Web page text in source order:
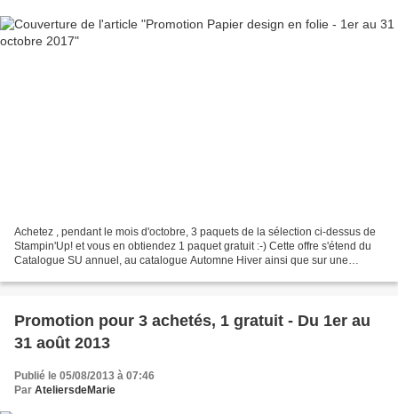
Achetez , pendant le mois d'octobre, 3 paquets de la sélection ci-dessus de
Stampin'Up! et vous en obtiendez 1 paquet gratuit :-) Cette offre s'étend du
Catalogue SU annuel, au catalogue Automne Hiver ainsi que sur une
Promotion pour 3 achetés, 1 gratuit - Du 1er au
31 août 2013
Publié le 05/08/2013 à 07:46
Par AteliersdeMarie